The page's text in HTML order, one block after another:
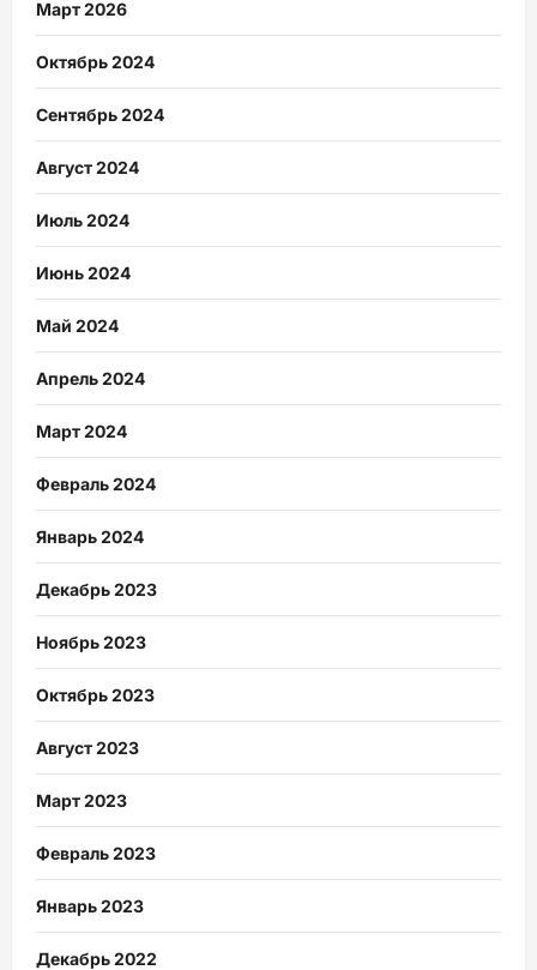
Март 2026
Октябрь 2024
Сентябрь 2024
Август 2024
Июль 2024
Июнь 2024
Май 2024
Апрель 2024
Март 2024
Февраль 2024
Январь 2024
Декабрь 2023
Ноябрь 2023
Октябрь 2023
Август 2023
Март 2023
Февраль 2023
Январь 2023
Декабрь 2022